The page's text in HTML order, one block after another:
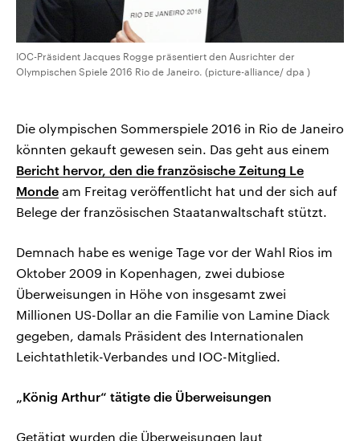
IOC-Präsident Jacques Rogge präsentiert den Ausrichter der
Olympischen Spiele 2016 Rio de Janeiro. (picture-alliance/ dpa )
Die olympischen Sommerspiele 2016 in Rio de Janeiro
könnten gekauft gewesen sein. Das geht aus einem
Bericht hervor, den die französische Zeitung Le
Monde am Freitag veröffentlicht hat und der sich auf
Belege der französischen Staatanwaltschaft stützt.
Demnach habe es wenige Tage vor der Wahl Rios im
Oktober 2009 in Kopenhagen, zwei dubiose
Überweisungen in Höhe von insgesamt zwei
Millionen US-Dollar an die Familie von Lamine Diack
gegeben, damals Präsident des Internationalen
Leichtathletik-Verbandes und IOC-Mitglied.
„König Arthur“ tätigte die Überweisungen
Getätigt wurden die Überweisungen laut